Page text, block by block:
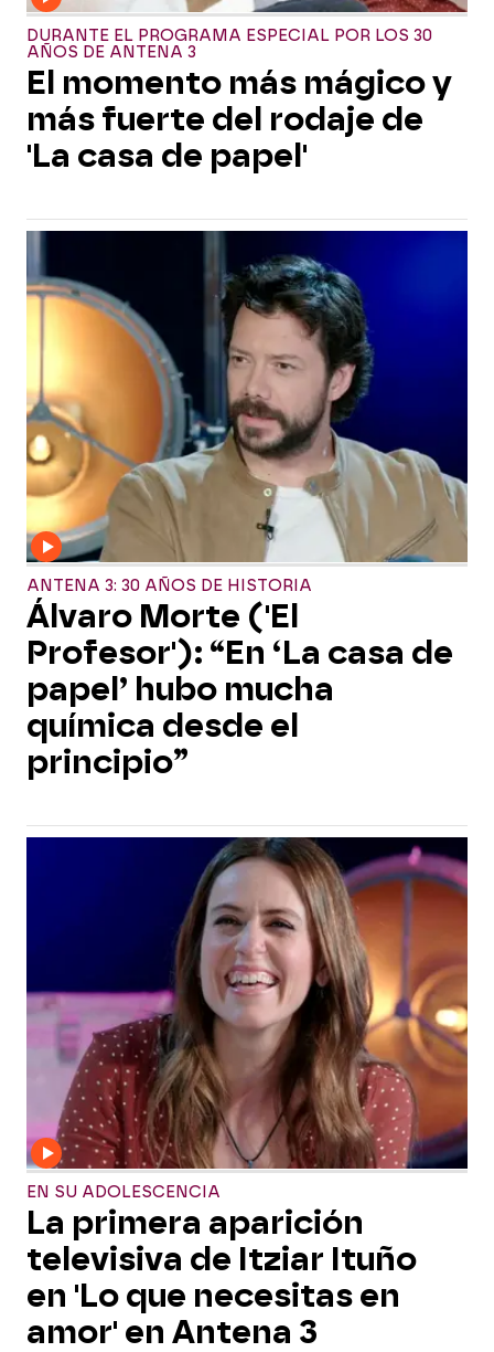
DURANTE EL PROGRAMA ESPECIAL POR LOS 30
AÑOS DE ANTENA 3
El momento más mágico y
más fuerte del rodaje de
'La casa de papel'
ANTENA 3: 30 AÑOS DE HISTORIA
Álvaro Morte ('El
Profesor'): “En ‘La casa de
papel’ hubo mucha
química desde el
principio”
EN SU ADOLESCENCIA
La primera aparición
televisiva de Itziar Ituño
en 'Lo que necesitas en
amor' en Antena 3